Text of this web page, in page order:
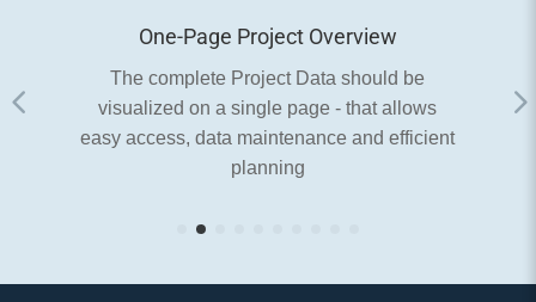
- that allows
and efficient
Data Integrations
The system should automatically
relevant data from the ERP System
Acutal Volumes and Prices)